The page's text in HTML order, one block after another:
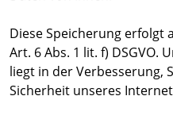
Diese Speicherung erfolgt
Art. 6 Abs. 1 lit. f) DSGVO.
liegt in der Verbesserung,
Sicherheit unseres